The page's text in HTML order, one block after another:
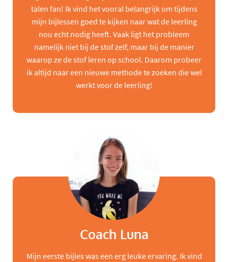
talen fan! Ik vind het vooral belangrijk om tijdens
mijn bijlessen goed te kijken naar wat de leerling
nou echt nodig heeft. Vaak ligt het probleem
namelijk niet bij de stof zelf, maar bij de manier
waarop ze de stof leren op school. Daarom probeer
ik altijd naar een nieuwe methode te zoeken die wel
werkt voor de leerling!
Coach Luna
Mijn eerste bijles was een erg leuke ervaring. Ik vind